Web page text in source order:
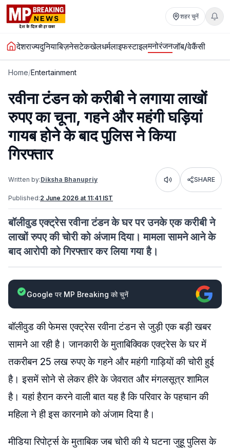
शहर चुनें
देशराज्यदुनियाबिज़नेसटेकखेलधर्मलाइफस्टाइलमनोरंजनजॉब/वेकैंसी
Home/Entertainment
रवीना टंडन को करीबी ने लगाया लाखों
रुपए का चूना, गहने और महंगी घड़ियां
गायब होने के बाद पुलिस ने किया
गिरफ्तार
Written by:Diksha Bhanupriy Listen SHARE
Published:2 June 2026 at 11:41 IST
बॉलीवुड एक्ट्रेस रवीना टंडन के घर पर उनके एक करीबी ने
लाखों रुपए की चोरी को अंजाम दिया। मामला सामने आने के
बाद आरोपी को गिरफ्तार कर लिया गया है।
Google पर MP Breaking को चुनें
बॉलीवुड की फेमस एक्ट्रेस रवीना टंडन से जुड़ी एक बड़ी खबर
सामने आ रही है। जानकारी के मुताबिक्विक एक्ट्रेस के घर में
तकरीबन 25 लख रुपए के गहने और महंगी गाड़ियों की चोरी हुई
है। इसमें सोने से लेकर हीरे के जेवरात और मंगलसूत्र शामिल
है। यहां हैरान करने वाली बात यह है कि परिवार के पहचान की
महिला ने ही इस कारनामे को अंजाम दिया है।
मीडिया रिपोर्ट्स के मुताबिक जब चोरी की ये घटना जुहू पुलिस के